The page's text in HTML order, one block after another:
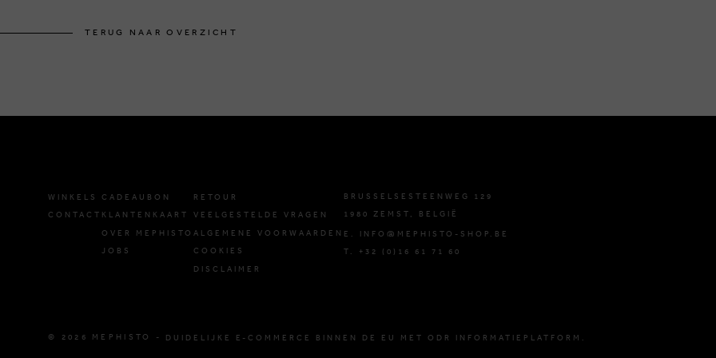
TERUG NAAR OVERZICHT
WINKELS
CONTACT
CADEAUBON
KLANTENKAART
OVER MEPHISTO
JOBS
RETOUR
VEELGESTELDE VRAGEN
ALGEMENE VOORWAARDEN
COOKIES
DISCLAIMER
BRUSSELSESTEENWEG 129
1980 ZEMST, BELGIË
E. INFO@MEPHISTO-SHOP.BE
T. +32 (0)16 61 71 60
© 2026 MEPHISTO - DUIDELIJKE E-COMMERCE BINNEN DE EU MET ODR INFORMATIEPLATFORM.